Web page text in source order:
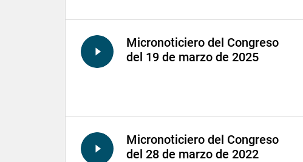
Micronoticiero del Congreso
del 19 de marzo de 2025
Micronoticiero del Congreso
del 28 de marzo de 2022